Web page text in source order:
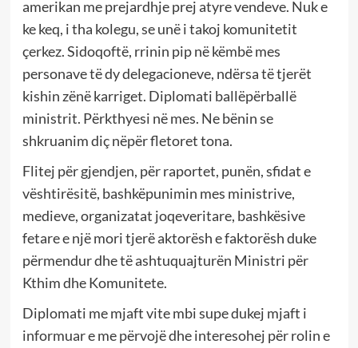
amerikan me prejardhje prej atyre vendeve. Nuk e
ke keq, i tha kolegu, se unë i takoj komunitetit
çerkez. Sidoqoftë, rrinin pip në këmbë mes
personave të dy delegacioneve, ndërsa të tjerët
kishin zënë karriget. Diplomati ballëpërballë
ministrit. Përkthyesi në mes. Ne bënin se
shkruanim diç nëpër fletoret tona.
Flitej për gjendjen, për raportet, punën, sfidat e
vështirësitë, bashkëpunimin mes ministrive,
medieve, organizatat joqeveritare, bashkësive
fetare e një mori tjerë aktorësh e faktorësh duke
përmendur dhe të ashtuquajturën Ministri për
Kthim dhe Komunitete.
Diplomati me mjaft vite mbi supe dukej mjaft i
informuar e me përvojë dhe interesohej për rolin e